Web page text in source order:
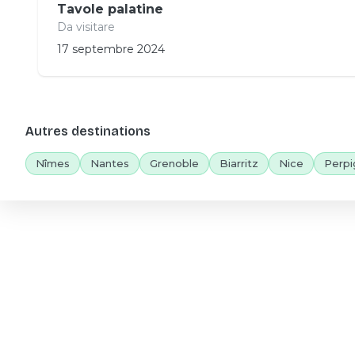
Tavole palatine
Da visitare
17 septembre 2024
Autres destinations
Nîmes Nantes Grenoble Biarritz Nice